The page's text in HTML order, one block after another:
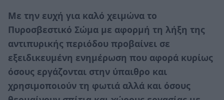
Με την ευχή για καλό χειμώνα το
Πυροσβεστικό Σώμα με αφορμή τη λήξη της
αντιπυρικής περιόδου προβαίνει σε
εξειδικευμένη ενημέρωση που αφορά κυρίως
όσους εργάζονται στην ύπαιθρο και
χρησιμοποιούν τη φωτιά αλλά και όσους